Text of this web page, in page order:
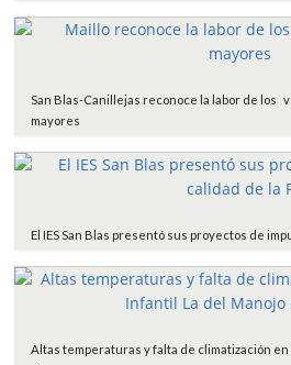
San Blas-Canillejas reconoce la labor de los
mayores
El IES San Blas presentó sus proyectos de
Altas temperaturas y falta de climatización